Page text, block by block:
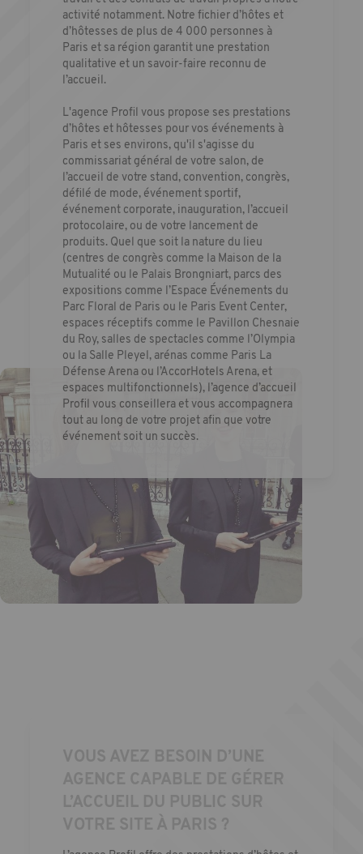
activité notamment. Notre fichier d’hôtes et
d’hôtesses de plus de 4 000 personnes à
Paris et sa région garantit une prestation
qualitative et un savoir-faire reconnu de
l’accueil.
L'agence Profil vous propose ses prestations
d’hôtes et hôtesses pour vos événements à
Paris et ses environs, qu'il s'agisse du
commissariat général de votre salon, de
l’accueil de votre stand, convention, congrès,
défilé de mode, événement sportif,
événement corporate, inauguration, l’accueil
protocolaire, ou de votre lancement de
produits. Quel que soit la nature du lieu
(centres de congrès comme la Maison de la
Mutualité ou le Palais Brongniart, parcs des
expositions comme l’Espace Événements du
Parc Floral de Paris ou le Paris Event Center,
espaces réceptifs comme le Pavillon Chesnaie
du Roy, salles de spectacles comme l’Olympia
ou la Salle Pleyel, arénas comme Paris La
Défense Arena ou l’AccorHotels Arena, et
espaces multifonctionnels), l’agence d’accueil
Profil vous conseillera et vous accompagnera
tout au long de votre projet afin que votre
événement soit un succès.
VOUS AVEZ BESOIN D’UNE
AGENCE CAPABLE DE GÉRER
L’ACCUEIL DU PUBLIC SUR
VOTRE SITE À PARIS ?